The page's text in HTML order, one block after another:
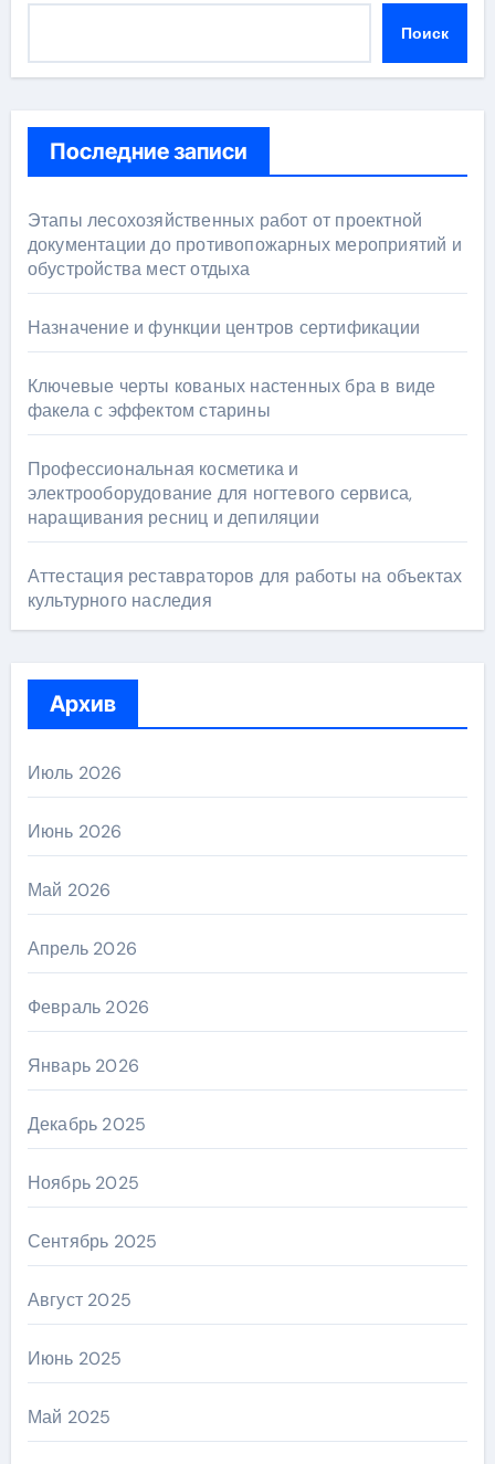
Поиск
Последние записи
Этапы лесохозяйственных работ от проектной
документации до противопожарных мероприятий и
обустройства мест отдыха
Назначение и функции центров сертификации
Ключевые черты кованых настенных бра в виде
факела с эффектом старины
Профессиональная косметика и
электрооборудование для ногтевого сервиса,
наращивания ресниц и депиляции
Аттестация реставраторов для работы на объектах
культурного наследия
Архив
Июль 2026
Июнь 2026
Май 2026
Апрель 2026
Февраль 2026
Январь 2026
Декабрь 2025
Ноябрь 2025
Сентябрь 2025
Август 2025
Июнь 2025
Май 2025